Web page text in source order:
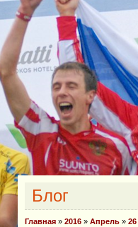
Блог
Главная » 2016 » Апрель » 26